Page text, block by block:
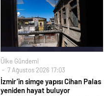
Ülke Gündemi
7 Ağustos 2026 17:03
İzmir’in simge yapısı Cihan Palas
yeniden hayat buluyor